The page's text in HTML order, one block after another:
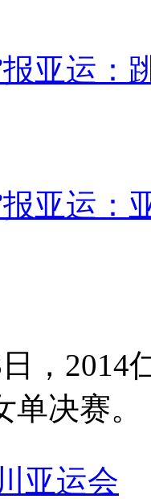
亚运：
报亚运
，2014
决赛。
亚运会